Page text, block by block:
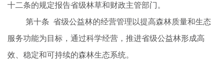
十二条的规定报告省级林草和财政主管部门。
第十条 省级公益林的经营管理以提高森林质量和生态
服务功能为目标，通过科学经营，推进省级公益林形成高
效、稳定和可持续的森林生态系统。